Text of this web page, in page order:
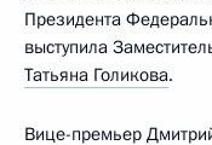
Президента
выступила
Татьяна Голикова.
Вице-премьер